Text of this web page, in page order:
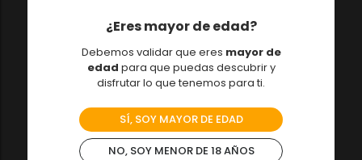
¿Eres mayor de edad?
Debemos validar que eres mayor de
edad para que puedas descubrir y
disfrutar lo que tenemos para ti.
SÍ, SOY MAYOR DE EDAD
NO, SOY MENOR DE 18 AÑOS